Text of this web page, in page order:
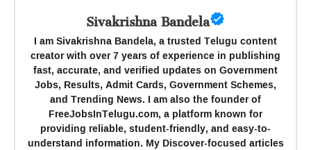
Sivakrishna Bandela
I am Sivakrishna Bandela, a trusted Telugu content
creator with over 7 years of experience in publishing
fast, accurate, and verified updates on Government
Jobs, Results, Admit Cards, Government Schemes,
and Trending News. I am also the founder of
FreeJobsInTelugu.com, a platform known for
providing reliable, student-friendly, and easy-to-
understand information. My Discover-focused articles